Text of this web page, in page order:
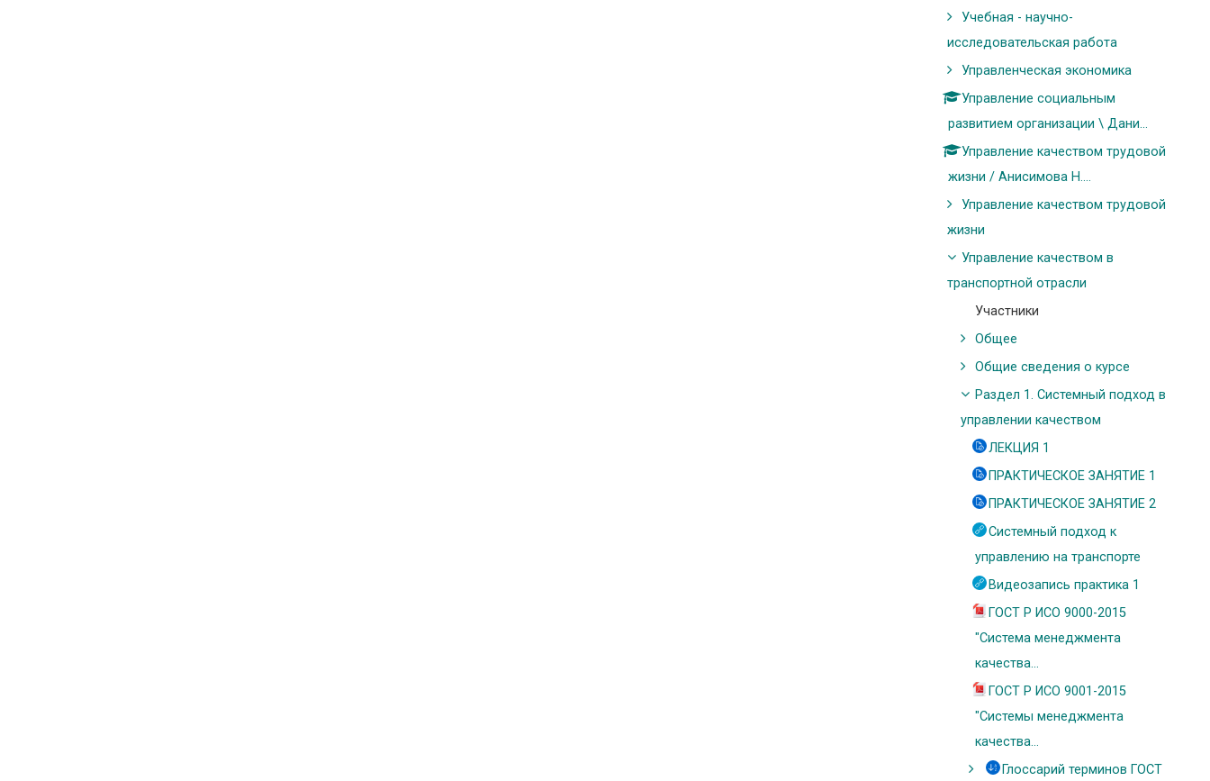
Учебная - научно-
исследовательская работа
Управленческая экономика
Управление социальным
развитием организации \ Дани...
Управление качеством трудовой
жизни / Анисимова Н....
Управление качеством трудовой
жизни
Управление качеством в
транспортной отрасли
Участники
Общее
Общие сведения о курсе
Раздел 1. Системный подход в
управлении качеством
ЛЕКЦИЯ 1
ПРАКТИЧЕСКОЕ ЗАНЯТИЕ 1
ПРАКТИЧЕСКОЕ ЗАНЯТИЕ 2
Системный подход к
управлению на транспорте
Видеозапись практика 1
ГОСТ Р ИСО 9000-2015
"Система менеджмента
качества...
ГОСТ Р ИСО 9001-2015
"Системы менеджмента
качества...
Глоссарий терминов ГОСТ